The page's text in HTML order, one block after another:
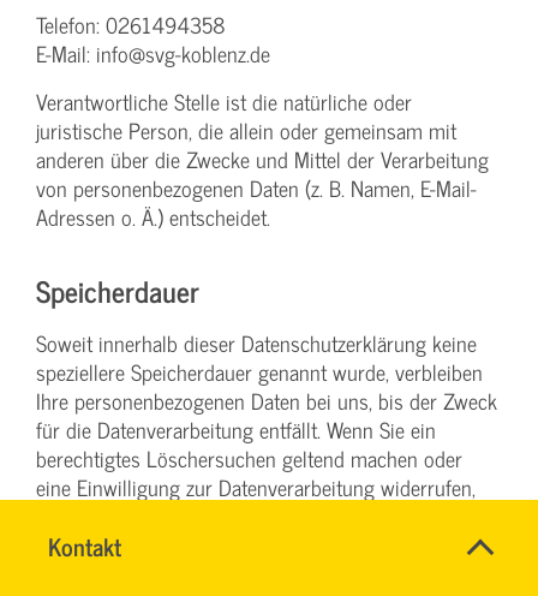
Kontakt
DENISE
Name*
Telefon: 0261494358
E-Mail: info@svg-koblenz.de
Verantwortliche Stelle ist die natürliche oder
juristische Person, die allein oder gemeinsam mit
anderen über die Zwecke und Mittel der Verarbeitung
von personenbezogenen Daten (z. B. Namen, E-Mail-
Adressen o. Ä.) entscheidet.
Speicherdauer
Soweit innerhalb dieser Datenschutzerklärung keine
speziellere Speicherdauer genannt wurde, verbleiben
Ihre personenbezogenen Daten bei uns, bis der Zweck
für die Datenverarbeitung entfällt. Wenn Sie ein
berechtigtes Löschersuchen geltend machen oder
eine Einwilligung zur Datenverarbeitung widerrufen,
rechtlich zulässigen Gründe für die Speicherung Ihrer